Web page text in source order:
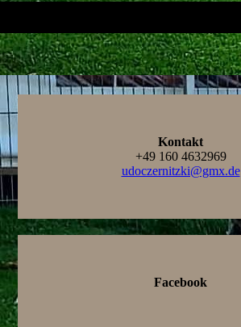
Kontakt
+49 160 4632969
udoczernitzki@gmx.de
Facebook